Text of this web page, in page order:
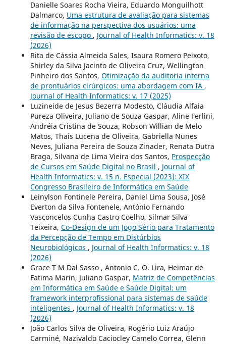
Danielle Soares Rocha Vieira, Eduardo Monguilhott
Dalmarco, Uma estrutura de avaliação para sistemas
de informação na perspectiva dos usuários: uma
revisão de escopo , Journal of Health Informatics: v. 18
(2026)
Rita de Cássia Almeida Sales, Isaura Romero Peixoto,
Shirley da Silva Jacinto de Oliveira Cruz, Wellington
Pinheiro dos Santos, Otimização da auditoria interna
de prontuários cirúrgicos: uma abordagem com IA ,
Journal of Health Informatics: v. 17 (2025)
Luzineide de Jesus Bezerra Modesto, Cláudia Alfaia
Pureza Oliveira, Juliano de Souza Gaspar, Aline Ferlini,
Andréia Cristina de Souza, Robson Willian de Melo
Matos, Thais Lucena de Oliveira, Gabriella Nunes
Neves, Juliana Pereira de Souza Zinader, Renata Dutra
Braga, Silvana de Lima Vieira dos Santos, Prospecção
de Cursos em Saúde Digital no Brasil , Journal of
Health Informatics: v. 15 n. Especial (2023): XIX
Congresso Brasileiro de Informática em Saúde
Leinylson Fontinele Pereira, Daniel Lima Sousa, José
Everton da Silva Fontenele, António Fernando
Vasconcelos Cunha Castro Coelho, Silmar Silva
Teixeira, Co-Design de um Jogo Sério para Tratamento
da Percepção de Tempo em Distúrbios
Neurobiológicos , Journal of Health Informatics: v. 18
(2026)
Grace T M Dal Sasso , Antonio C. O. Lira, Heimar de
Fatima Marin, Juliano Gaspar, Matriz de Competências
em Informática em Saúde e Saúde Digital: um
framework interprofissional para sistemas de saúde
inteligentes , Journal of Health Informatics: v. 18
(2026)
João Carlos Silva de Oliveira, Rogério Luiz Araújo
Carminé, Nazivaldo Caciocley Camelo Correa, Glenn